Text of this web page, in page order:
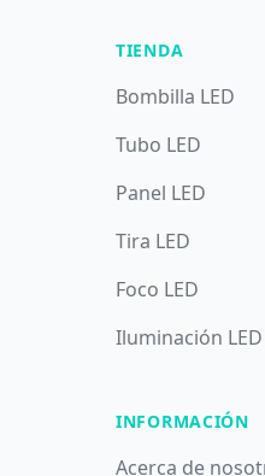
TIENDA
Bombilla LED
Tubo LED
Panel LED
Tira LED
Foco LED
Iluminación LED
INFORMACIÓN
Acerca de